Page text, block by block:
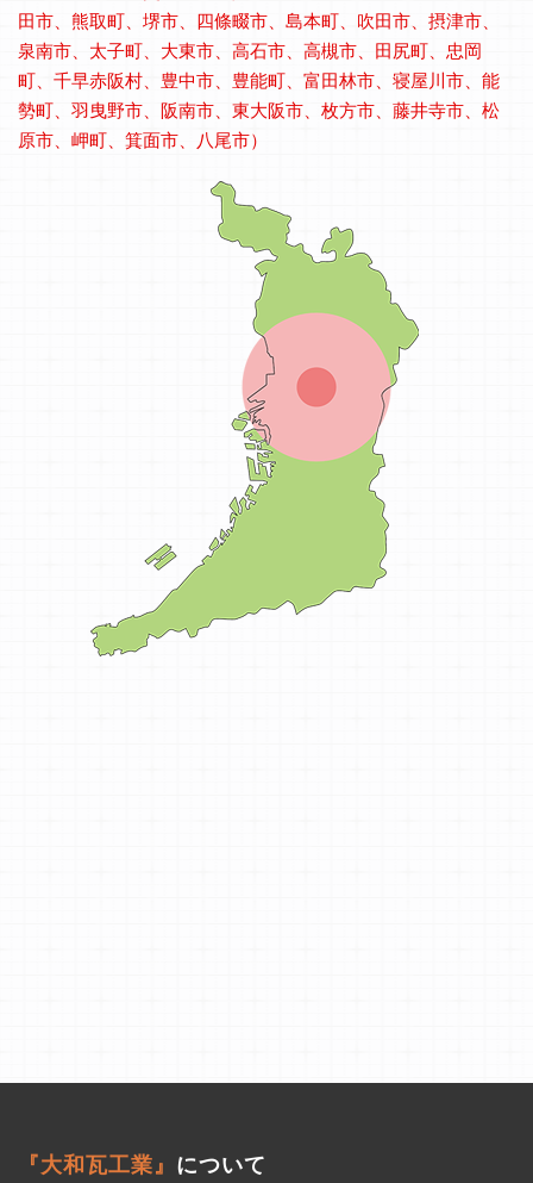
田市、熊取町、堺市、四條畷市、島本町、吹田市、摂津市、
泉南市、太子町、大東市、高石市、高槻市、田尻町、忠岡
町、千早赤阪村、豊中市、豊能町、富田林市、寝屋川市、能
勢町、羽曳野市、阪南市、東大阪市、枚方市、藤井寺市、松
原市、岬町、箕面市、八尾市）
『大和瓦工業』 について